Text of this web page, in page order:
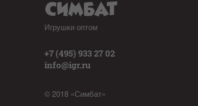
Игрушки оптом
+7 (495) 933 27 02
info@igr.ru
© 2018 «Симбат»